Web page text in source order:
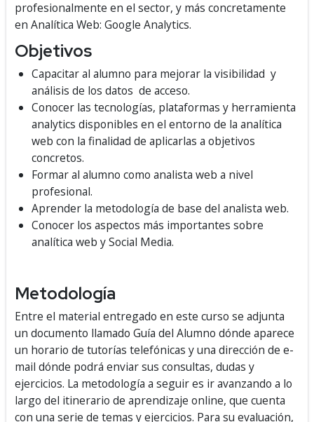
profesionalmente en el sector, y más concretamente
en Analítica Web: Google Analytics.
Objetivos
Capacitar al alumno para mejorar la visibilidad y
análisis de los datos de acceso.
Conocer las tecnologías, plataformas y herramienta
analytics disponibles en el entorno de la analítica
web con la finalidad de aplicarlas a objetivos
concretos.
Formar al alumno como analista web a nivel
profesional.
Aprender la metodología de base del analista web.
Conocer los aspectos más importantes sobre
analítica web y Social Media.
Metodología
Entre el material entregado en este curso se adjunta
un documento llamado Guía del Alumno dónde aparece
un horario de tutorías telefónicas y una dirección de e-
mail dónde podrá enviar sus consultas, dudas y
ejercicios. La metodología a seguir es ir avanzando a lo
largo del itinerario de aprendizaje online, que cuenta
con una serie de temas y ejercicios. Para su evaluación,